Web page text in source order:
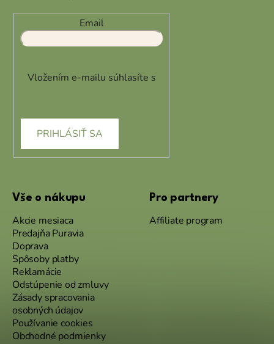
Email
Vložením e-mailu súhlasíte s
PRIHLÁSIŤ SA
Vše o nákupu
Akcie mesiaca
Predajňa Puravia
Doprava
Spôsoby platby
Reklamácie
Odstúpenie od zmluvy
Zásady spracovania
osobných údajov
Používanie cookies
Obchodné podmienky
Pro partnery
Affiliate program